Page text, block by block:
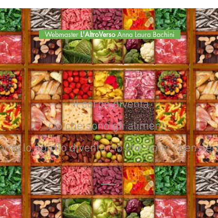
Webmaster L'AltroVerso Anna Laura Bachini
"Il corpo diventa
ciò che sono gli alimenti,
lo spirito diventa ciò che sono i